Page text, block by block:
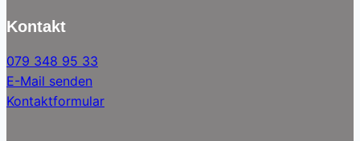
Kontakt
079 348 95 33
E-Mail senden
Kontaktformular